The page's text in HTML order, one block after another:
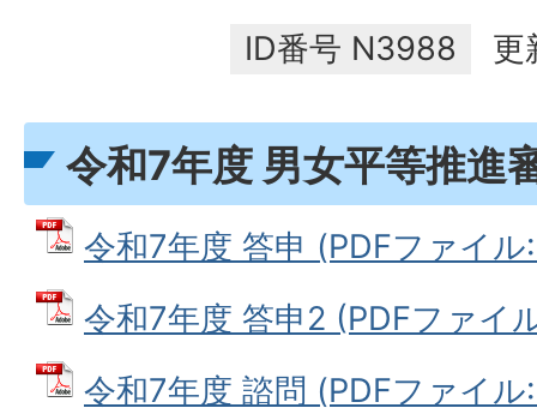
ID番号 N3988 更
令和7年度 男女平等推進
令和7年度 答申 (PDFファイ
令和7年度 答申2 (PDFファイ
令和7年度 諮問 (PDFファイ